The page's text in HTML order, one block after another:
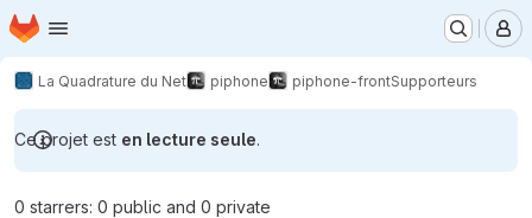
Passer au contenu principal
Page d'accueil
La Quadrature du Net piphone piphone-frontSupporteurs
Ce projet est en lecture seule.
0 starrers: 0 public and 0 private